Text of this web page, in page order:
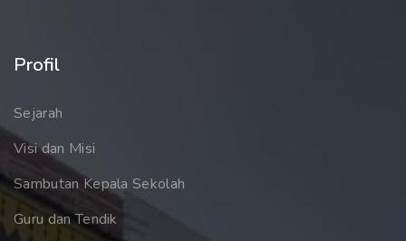
Profil
Sejarah
Visi dan Misi
Sambutan Kepala Sekolah
Guru dan Tendik